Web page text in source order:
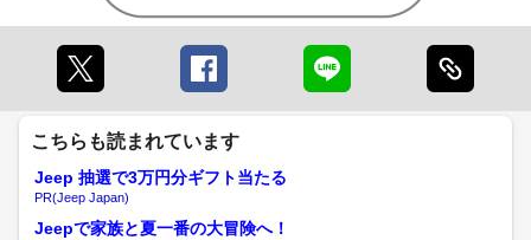
こちらも読まれています
Jeep 抽選で3万円分ギフト当たる
PR(Jeep Japan)
Jeepで家族と夏一番の大冒険へ！